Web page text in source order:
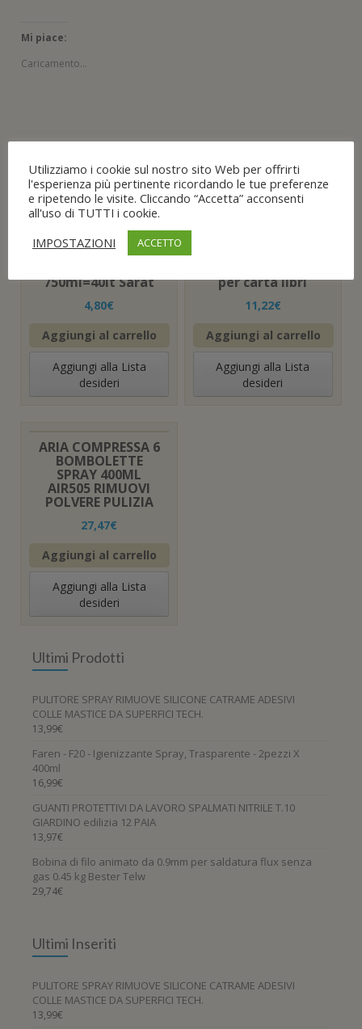
Mi piace:
Caricamento...
Prodotti correlati
Schiuma
poliuretanica
espansa SCHIUMA
RAPIDA uso
750ml=40lt Sarat
4,80€
Aggiungi al carrello
Aggiungi alla Lista
desideri
per carta libri
11,22€
Aggiungi al carrello
Aggiungi alla Lista
desideri
ARIA COMPRESSA 6
BOMBOLETTE
SPRAY 400ML
AIR505 RIMUOVI
POLVERE PULIZIA
27,47€
Aggiungi al carrello
Aggiungi alla Lista
desideri
Ultimi Prodotti
PULITORE SPRAY RIMUOVE SILICONE CATRAME ADESIVI
COLLE MASTICE DA SUPERFICI TECH.
13,99€
Faren - F20 - Igienizzante Spray, Trasparente - 2pezzi X
400ml
16,99€
GUANTI PROTETTIVI DA LAVORO SPALMATI NITRILE T.10
GIARDINO edilizia 12 PAIA
13,97€
Bobina di filo animato da 0.9mm per saldatura flux senza
gas 0.45 kg Bester Telw
29,74€
Ultimi Inseriti
PULITORE SPRAY RIMUOVE SILICONE CATRAME ADESIVI
COLLE MASTICE DA SUPERFICI TECH.
13,99€
Utilizziamo i cookie sul nostro sito Web per offrirti
l'esperienza più pertinente ricordando le tue preferenze
e ripetendo le visite. Cliccando “Accetta” acconsenti
all'uso di TUTTI i cookie.
IMPOSTAZIONI
ACCETTO